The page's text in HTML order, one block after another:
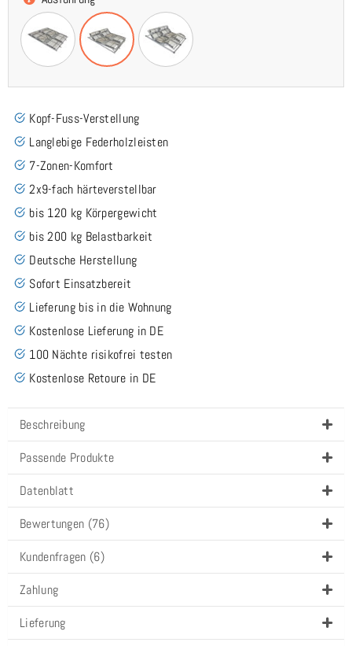
Kopf-Fuss-Verstellung
Langlebige Federholzleisten
7-Zonen-Komfort
2x9-fach härteverstellbar
bis 120 kg Körpergewicht
bis 200 kg Belastbarkeit
Deutsche Herstellung
Sofort Einsatzbereit
Lieferung bis in die Wohnung
Kostenlose Lieferung in DE
100 Nächte risikofrei testen
Kostenlose Retoure in DE
Beschreibung
Passende Produkte
Datenblatt
Bewertungen (76)
Kundenfragen (6)
Zahlung
Lieferung